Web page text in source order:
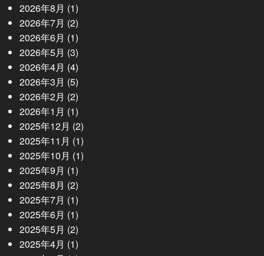
2026年8月 (1)
2026年7月 (2)
2026年6月 (1)
2026年5月 (3)
2026年4月 (4)
2026年3月 (5)
2026年2月 (2)
2026年1月 (1)
2025年12月 (2)
2025年11月 (1)
2025年10月 (1)
2025年9月 (1)
2025年8月 (2)
2025年7月 (1)
2025年6月 (1)
2025年5月 (2)
2025年4月 (1)